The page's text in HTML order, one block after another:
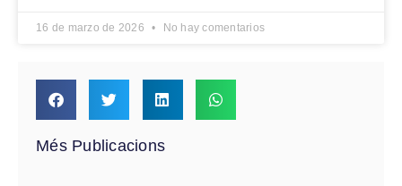
16 de marzo de 2026 No hay comentarios
Més Publicacions